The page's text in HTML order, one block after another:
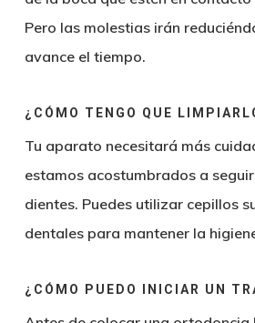
Pero las molestias irán
avance el tiempo.
¿CÓMO TENGO QUE
Tu aparato necesitará más
estamos acostumbrados a
dientes. Puedes utilizar cepillos
dentales para mantener la
¿CÓMO PUEDO INICIAR UN